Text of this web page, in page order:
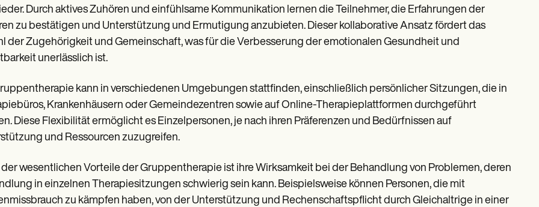
Durch aktives Zuhören und einfühlsame Kommunikation lernen die Teilnehmer, die Erfahrungen der
zu bestätigen und Unterstützung und Ermutigung anzubieten. Dieser kollaborative Ansatz fördert das
der Zugehörigkeit und Gemeinschaft, was für die Verbesserung der emotionalen Gesundheit und
unerlässlich ist.
kann in verschiedenen Umgebungen stattfinden, einschließlich persönlicher Sitzungen, die in
Krankenhäusern oder Gemeindezentren sowie auf Online-Therapieplattformen durchgeführt
Diese Flexibilität ermöglicht es Einzelpersonen, je nach ihren Präferenzen und Bedürfnissen auf
und Ressourcen zuzugreifen.
der wesentlichen Vorteile der Gruppentherapie ist ihre Wirksamkeit bei der Behandlung von Problemen, deren
in einzelnen Therapiesitzungen schwierig sein kann. Beispielsweise können Personen, die mit
zu kämpfen haben, von der Unterstützung und Rechenschaftspflicht durch Gleichaltrige in einer